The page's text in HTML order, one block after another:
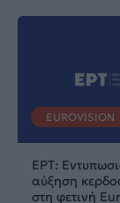
EUROVISION
ΕΡΤ:
αύξηση
στη φετινή